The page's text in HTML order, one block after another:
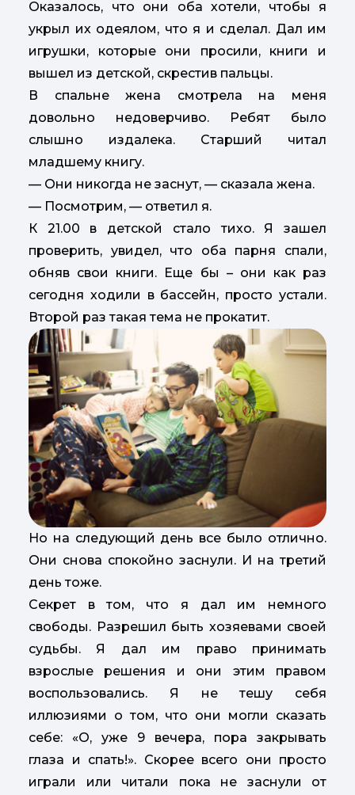
Оказалось, что они оба хотели, чтобы я
укрыл их одеялом, что я и сделал. Дал им
игрушки, которые они просили, книги и
вышел из детской, скрестив пальцы.
В спальне жена смотрела на меня
довольно недоверчиво. Ребят было
слышно издалека. Старший читал
младшему книгу.
— Они никогда не заснут, — сказала жена.
— Посмотрим, — ответил я.
К 21.00 в детской стало тихо. Я зашел
проверить, увидел, что оба парня спали,
обняв свои книги. Еще бы – они как раз
сегодня ходили в бассейн, просто устали.
Второй раз такая тема не прокатит.
Но на следующий день все было отлично.
Они снова спокойно заснули. И на третий
день тоже.
Секрет в том, что я дал им немного
свободы. Разрешил быть хозяевами своей
судьбы. Я дал им право принимать
взрослые решения и они этим правом
воспользовались. Я не тешу себя
иллюзиями о том, что они могли сказать
себе: «О, уже 9 вечера, пора закрывать
глаза и спать!». Скорее всего они просто
играли или читали пока не заснули от